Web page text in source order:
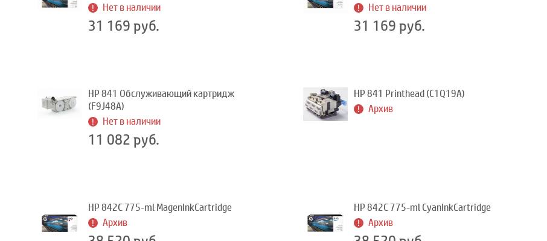
Нет в наличии
31 169 руб.
Нет в наличии
31 169 руб.
HP 841 Обслуживающий картридж
(F9J48A)
Нет в наличии
11 082 руб.
HP 841 Printhead (C1Q19A)
Архив
HP 842C 775-ml MagenInkCartridge
Архив
HP 842C 775-ml CyanInkCartridge
Архив